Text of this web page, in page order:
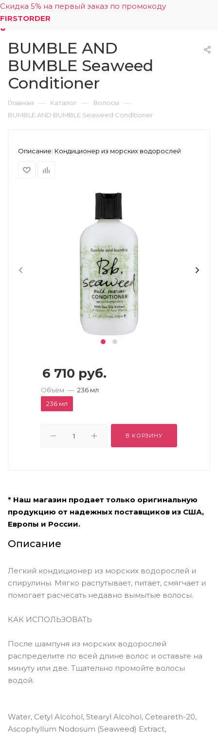
Скидка 5% на первый заказ по промокоду
FIRSTORDER
0
BUMBLE AND
BUMBLE Seaweed
Conditioner
Главная — Каталог — Волосы —
BUMBLE AND BUMBLE Seaweed Conditioner
Описание: Кондиционер из морских водорослей
6 710 руб.
Объём — 236 мл
236 мл
В КОРЗИНУ
* Наш магазин продает только оригинальную
продукцию от надежных поставщиков из США,
Европы и России.
Описание
Легкий кондиционер из морских водорослей и
спирулины. Мягко распутывает, питает, смягчает и
помогает расчесать недавно вымытые волосы.
КАК ИСПОЛЬЗОВАТЬ
После шампуня из морских водорослей
распределите по всей длине волос и оставьте на
минуту или две. Тщательно промойте волосы
водой.
Water, Cetyl Alcohol, Stearyl Alcohol, Ceteareth-20,
Ascophyllum Nodosum (Seaweed) Extract,